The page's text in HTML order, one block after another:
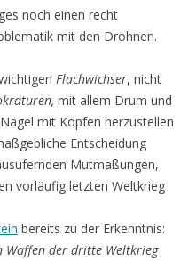
noch einen recht
mit den Drohnen.
Flachwichser, nicht
mit allem Drum und
mit Köpfen herzustellen
Entscheidung
Mut­maßungen,
vorläufig letzten Weltkrieg
bereits zu der Erkenntnis:
Waffen der dritte Weltkrieg